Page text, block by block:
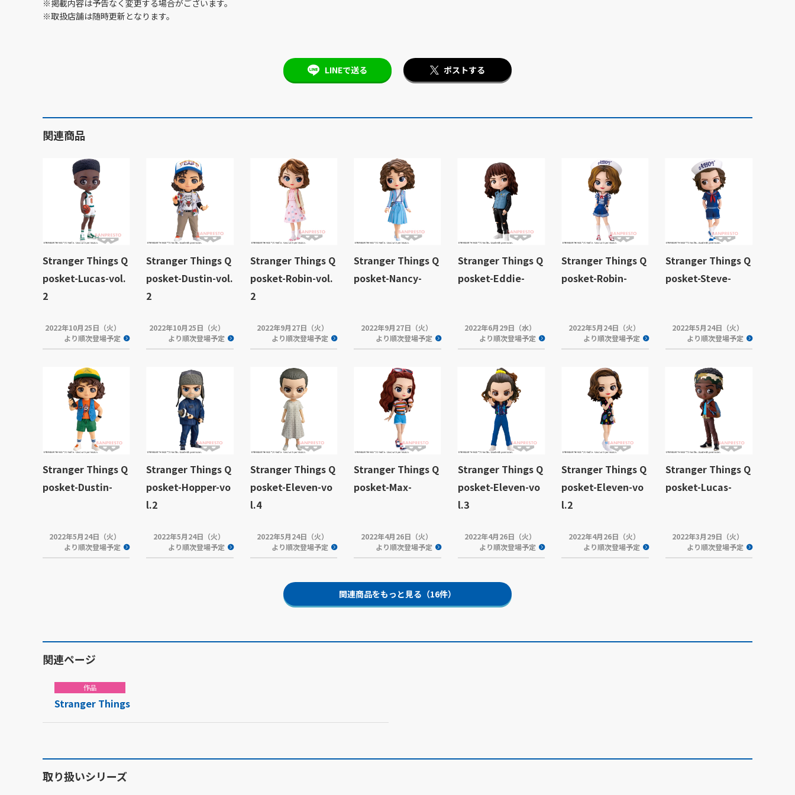
※掲載内容は予告なく変更する場合がございます。
※取扱店舗は随時更新となります。
LINEで送る ポストする
関連商品
Stranger Things Q
posket-Lucas-vol.
2
2022年10月25日（火）
より順次登場予定
Stranger Things Q
posket-Dustin-vol.
2
2022年10月25日（火）
より順次登場予定
Stranger Things Q
posket-Robin-vol.
2
2022年9月27日（火）
より順次登場予定
Stranger Things Q
posket-Nancy-
2022年9月27日（火）
より順次登場予定
Stranger Things Q
posket-Eddie-
2022年6月29日（水）
より順次登場予定
Stranger Things Q
posket-Robin-
2022年5月24日（火）
より順次登場予定
Stranger Things Q
posket-Steve-
2022年5月24日（火）
より順次登場予定
Stranger Things Q
posket-Dustin-
2022年5月24日（火）
より順次登場予定
Stranger Things Q
posket-Hopper-vo
l.2
2022年5月24日（火）
より順次登場予定
Stranger Things Q
posket-Eleven-vo
l.4
2022年5月24日（火）
より順次登場予定
Stranger Things Q
posket-Max-
2022年4月26日（火）
より順次登場予定
Stranger Things Q
posket-Eleven-vo
l.3
2022年4月26日（火）
より順次登場予定
Stranger Things Q
posket-Eleven-vo
l.2
2022年4月26日（火）
より順次登場予定
Stranger Things Q
posket-Lucas-
2022年3月29日（火）
より順次登場予定
関連商品をもっと見る（16件）
関連ページ
作品
Stranger Things
取り扱いシリーズ